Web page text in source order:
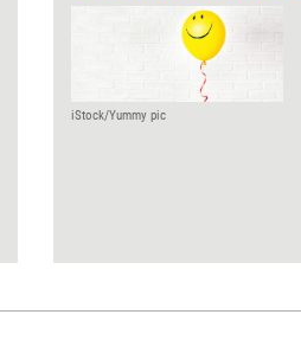
iStock/Yummy pic